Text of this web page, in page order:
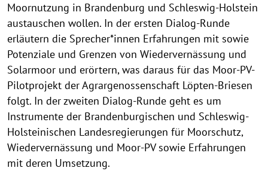
Moornutzung in Brandenburg und Schleswig-Holstein
austauschen wollen. In der ersten Dialog-Runde
erläutern die Sprecher*innen Erfahrungen mit sowie
Potenziale und Grenzen von Wiedervernässung und
Solarmoor und erörtern, was daraus für das Moor-PV-
Pilotprojekt der Agrargenossenschaft Löpten-Briesen
folgt. In der zweiten Dialog-Runde geht es um
Instrumente der Brandenburgischen und Schleswig-
Holsteinischen Landesregierungen für Moorschutz,
Wiedervernässung und Moor-PV sowie Erfahrungen
mit deren Umsetzung.